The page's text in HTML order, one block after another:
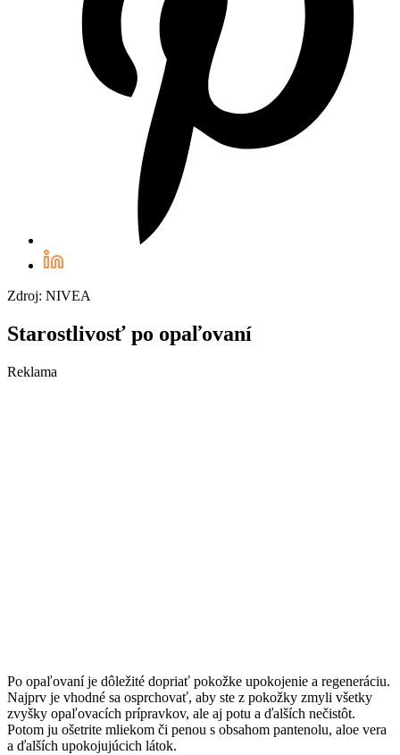
Zdroj: NIVEA
Starostlivosť po opaľovaní
Reklama
Po opaľovaní je dôležité dopriať pokožke upokojenie a regeneráciu.
Najprv je vhodné sa osprchovať, aby ste z pokožky zmyli všetky
zvyšky opaľovacích prípravkov, ale aj potu a ďalších nečistôt.
Potom ju ošetrite mliekom či penou s obsahom pantenolu, aloe vera
a ďalších upokojujúcich látok.